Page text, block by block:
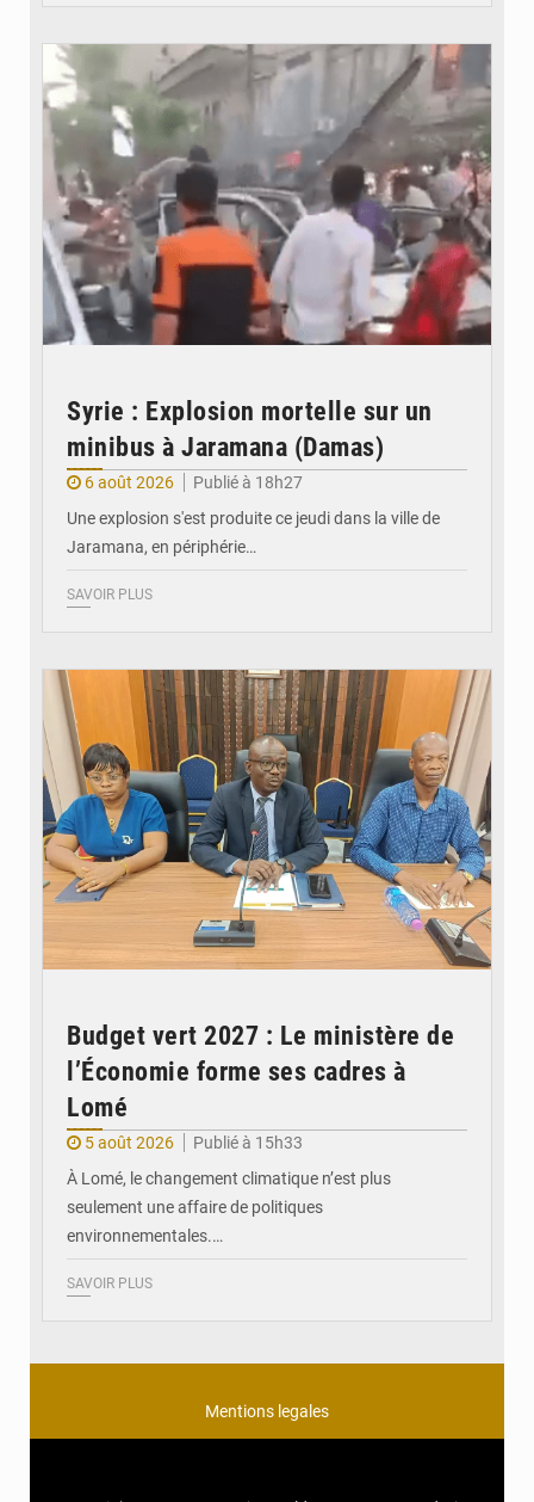
Syrie : Explosion mortelle sur un
minibus à Jaramana (Damas)
6 août 2026
Publié à 18h27
Une explosion s'est produite ce jeudi dans la ville de
Jaramana, en périphérie…
SAVOIR PLUS
Budget vert 2027 : Le ministère de
l’Économie forme ses cadres à
Lomé
5 août 2026
Publié à 15h33
À Lomé, le changement climatique n’est plus
seulement une affaire de politiques
environnementales.…
SAVOIR PLUS
Mentions legales